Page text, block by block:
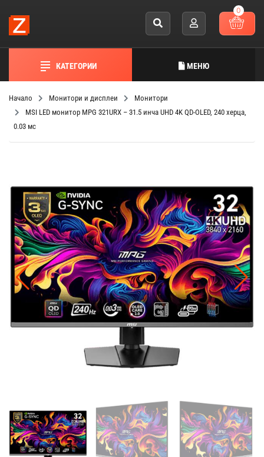
0
КАТЕГОРИИ МЕНЮ
Начало Монитори и дисплеи
Монитори
MSI LED монитор MPG 321URX – 31.5 инча UHD 4K QD-OLED, 240 херца,
0.03 мс